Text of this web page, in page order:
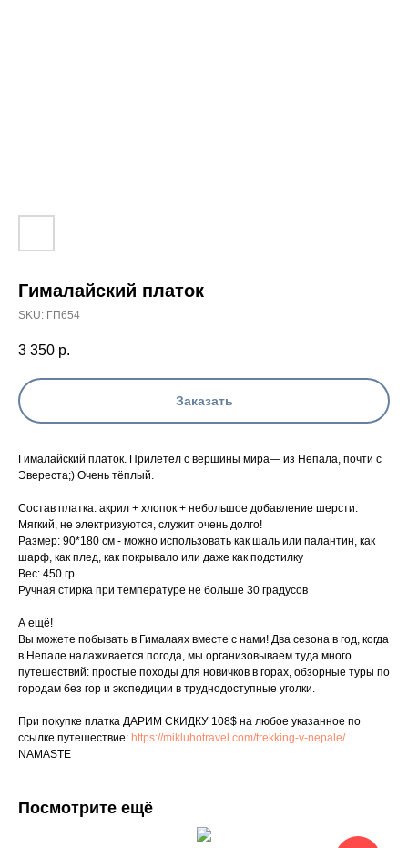
Гималайский платок
SKU: ГП654
3 350 р.
Заказать
Гималайский платок. Прилетел с вершины мира— из Непала, почти с
Эвереста;) Очень тёплый.
Состав платка: акрил + хлопок + небольшое добавление шерсти.
Мягкий, не электризуются, служит очень долго!
Размер: 90*180 см - можно использовать как шаль или палантин, как
шарф, как плед, как покрывало или даже как подстилку
Вес: 450 гр
Ручная стирка при температуре не больше 30 градусов
А ещё!
Вы можете побывать в Гималаях вместе с нами! Два сезона в год, когда
в Непале налаживается погода, мы организовываем туда много
путешествий: простые походы для новичков в горах, обзорные туры по
городам без гор и экспедиции в труднодоступные уголки.
При покупке платка ДАРИМ СКИДКУ 108$ на любое указанное по
ссылке путешествие: https://mikluhotravel.com/trekking-v-nepale/
NAMASTE
Посмотрите ещё